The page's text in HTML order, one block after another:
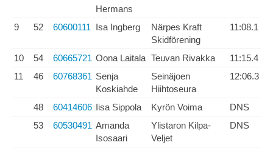
Hermans
9 52 60600111 Isa Ingberg
Närpes Kraft
Skidförening
11:08.1
10 54 60665721 Oona Laitala Teuvan Rivakka
11:15.4
11
46 60768361 Senja
Koskiahde
Seinäjoen
Hiihtoseura
12:06.3
48 60414606 Iisa Sippola Kyrön Voima
DNS
53
60530491 Amanda
Isosaari
Ylistaron Kilpa-
Veljet
DNS